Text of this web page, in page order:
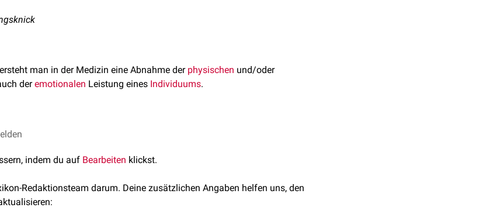
man in der Medizin eine Abnahme der physischen und/oder
deremotionalen Leistung eines Individuums.
sind vielfältig. Jede negative Veränderung kann bei einer mangelnden
malignen TumorenoderTuberkulose
indem du auf Bearbeiten klickst.
Redaktionsteam darum. Deine zusätzlichen Angaben helfen uns, den